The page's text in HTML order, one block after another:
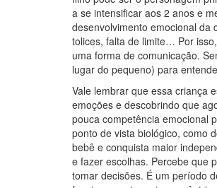
a se intensificar aos 2 anos e
desenvolvimento emocional da
tolices, falta de limite… Por
uma forma de comunicação.
lugar do pequeno) para
Vale lembrar que essa criança
emoções e descobrindo que
pouca competência emocional
ponto de vista biológico, como
bebê e conquista maior
e fazer escolhas. Percebe que
tomar decisões. É um período